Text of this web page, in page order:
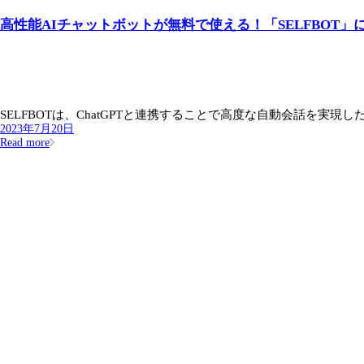
高性能AIチャットボットが無料で使える！「SELFBOT」
SELFBOTは、ChatGPTと連携することで高度な自動会話を実現し
2023年7月20日
Read more